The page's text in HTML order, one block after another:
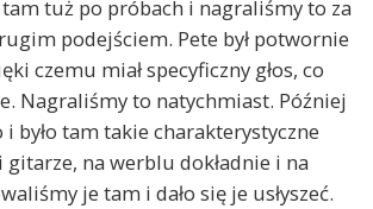
tuż po próbach i nagraliśmy to za
podejściem. Pete był potwornie
czemu miał specyficzny głos, co
Nagraliśmy to natychmiast. Później
i było tam takie charakterystyczne
na werblu dokładnie i na
je tam i dało się je usłyszeć.